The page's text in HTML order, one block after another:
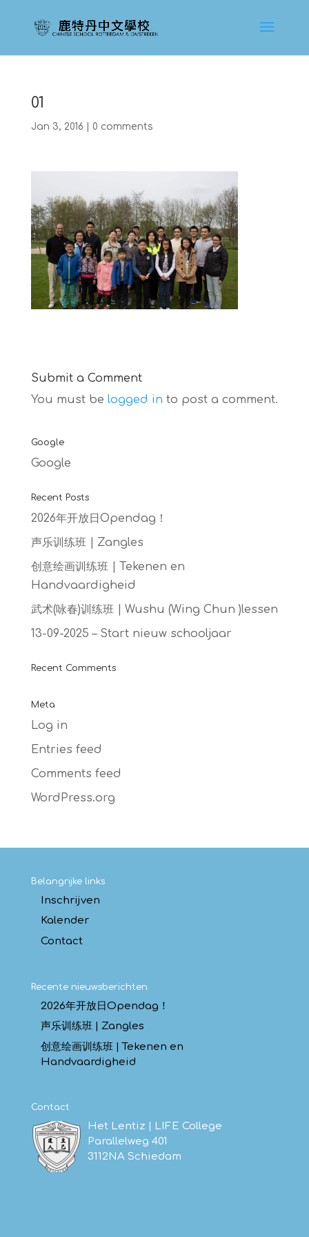
01
Jan 3, 2016 0 comments
Submit a Comment
You must be logged in to post a comment.
Google
Google
Recent Posts
2026年开放日Opendag！
声乐训练班 | Zangles
创意绘画训练班 | Tekenen en
Handvaardigheid
武术(咏春)训练班 | Wushu (Wing Chun )lessen
13-09-2025 – Start nieuw schooljaar
Recent Comments
Meta
Log in
Entries feed
Comments feed
WordPress.org
Belangrijke links
Inschrijven
Kalender
Contact
Recente nieuwsberichten
2026年开放日Opendag！
声乐训练班 | Zangles
创意绘画训练班 | Tekenen en
Handvaardigheid
Contact
Het Lentiz | LIFE College
Parallelweg 401
3112NA Schiedam